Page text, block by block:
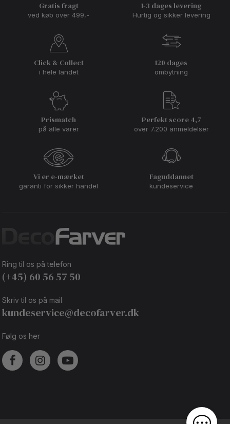
Gratis fragt
ved køb over 499,-
1-3 dages levering
Hurtig og sikker levering
Click & Collect
i hele landet
120 dages
ombytning
Prismatch
på alle varer
Perfekt score 4,7
over 7.200 anmeldelser
Vi er e-mærket
garanti for sikker handel
Faguddannet
kundeservice
Ring til os på telefon
(+45) 60 56 57 50
Skriv til os på mail
kundeservice@decofarver.dk
Følg os her